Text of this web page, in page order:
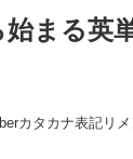
始まる英
カタカナ表記リ